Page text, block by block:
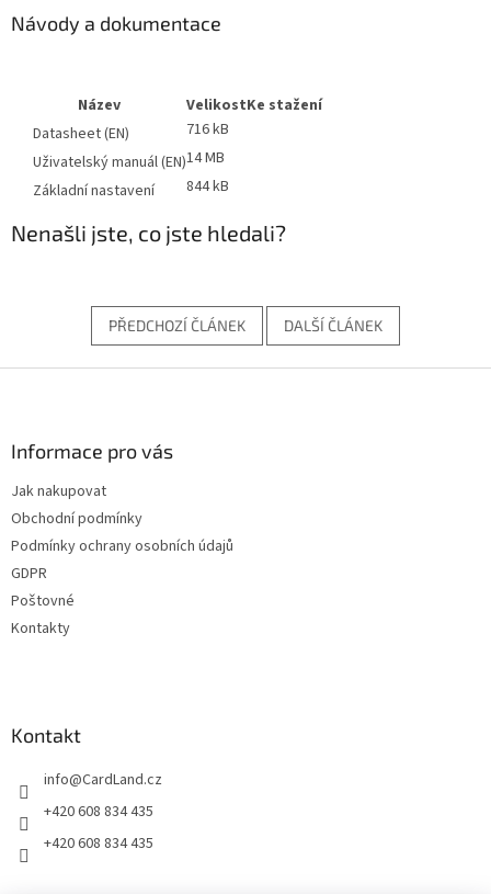
Návody a dokumentace
Název VelikostKe stažení
Datasheet (EN)
716 kB
Uživatelský manuál (EN)14 MB
Základní nastavení
844 kB
Nenašli jste, co jste hledali?
PŘEDCHOZÍ ČLÁNEK DALŠÍ ČLÁNEK
Informace pro vás
Jak nakupovat
Obchodní podmínky
Podmínky ochrany osobních údajů
GDPR
Poštovné
Kontakty
Kontakt
info@CardLand.cz
+420 608 834 435
+420 608 834 435